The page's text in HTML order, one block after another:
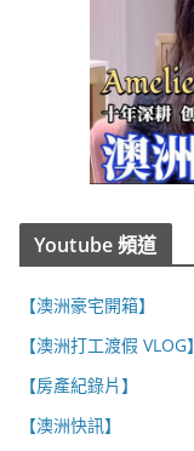
Youtube 頻道
【澳洲豪宅開箱】
【澳洲打工渡假 VLOG】
【房產紀錄片】
【澳洲快訊】